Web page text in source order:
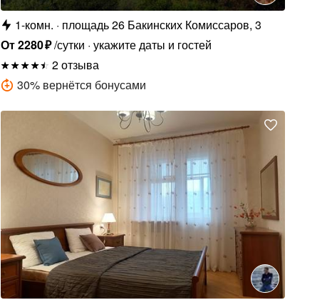
1-комн.
площадь 26 Бакинских Комиссаров, 3
От2280₽/сутки укажите даты и гостей
2 отзыва
30% вернётся бонусами